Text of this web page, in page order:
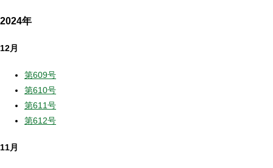
2024年
12月
第609号
第610号
第611号
第612号
11月